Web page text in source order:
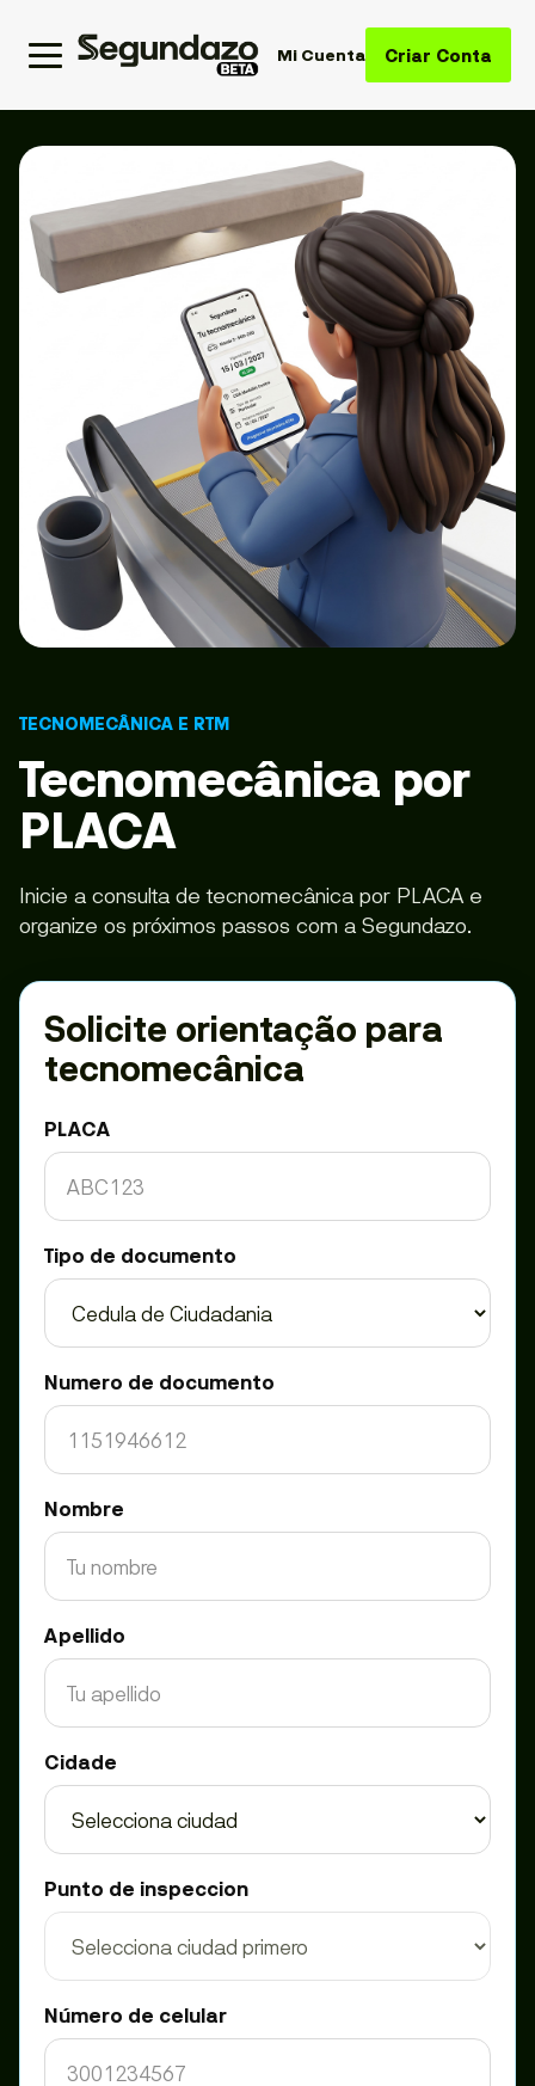
Mi Cuenta Criar Conta
TECNOMECÂNICA E RTM
Tecnomecânica por
PLACA
Inicie a consulta de tecnomecânica por PLACA e
organize os próximos passos com a Segundazo.
Solicite orientação para
tecnomecânica
PLACA
Tipo de documento
Numero de documento
Nombre
Apellido
Cidade
Punto de inspeccion
Número de celular